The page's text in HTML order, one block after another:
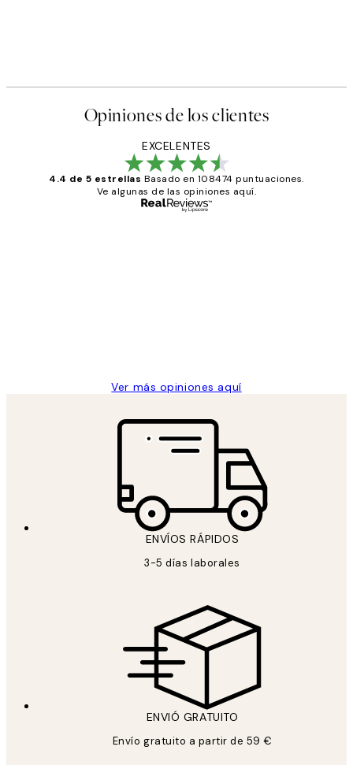
Opiniones de los clientes
EXCELENTES
4.4 de 5 estrellas Basado en 108474 puntuaciones.
Ve algunas de las opiniones aquí.
Ver más opiniones aquí
ENVÍOS RÁPIDOS
3-5 días laborales
ENVIÓ GRATUITO
Envío gratuito a partir de 59 €